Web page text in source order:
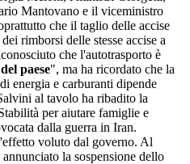
Mantovano e il viceministro
che il taglio delle accise
rimborsi delle stesse accise a
che l'autotrasporto è
paese", ma ha ricordato che la
energia e carburanti dipende
al tavolo ha ribadito la
per aiutare famiglie e
dalla guerra in Iran.
voluto dal governo. Al
la sospensione dello